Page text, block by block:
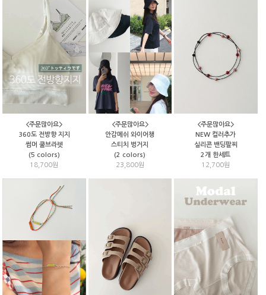
<주문많아요>
360도 전방향 지지
썸머 쿨브라렛
(5 colors)
18,700원
<주문많아요>
안감메쉬 와이어챙
스티치 벙거지
(2 colors)
23,800원
<주문많아요>
NEW 컬러추가
실리콘 밴딩팔찌
2개 한세트
12,700원